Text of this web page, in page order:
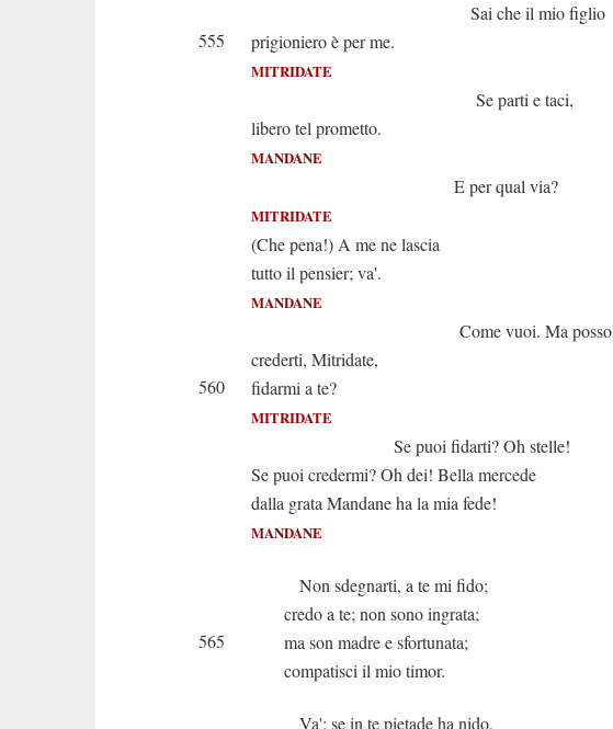
Sai che il mio figlio
555
prigioniero è per me.
MITRIDATE
Se parti e taci,
libero tel prometto.
MANDANE
E per qual via?
MITRIDATE
(Che pena!) A me ne lascia
tutto il pensier; va'.
MANDANE
Come vuoi. Ma posso
crederti, Mitridate,
560
fidarmi a te?
MITRIDATE
Se puoi fidarti? Oh stelle!
Se puoi credermi? Oh dei! Bella mercede
dalla grata Mandane ha la mia fede!
MANDANE
Non sdegnarti, a te mi fido;
credo a te; non sono ingrata;
565
ma son madre e sfortunata;
compatisci il mio timor.
Va'; se in te pietade ha nido,